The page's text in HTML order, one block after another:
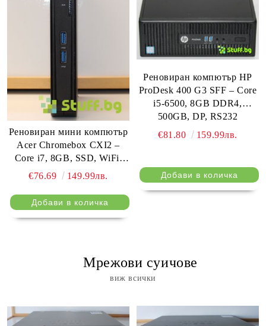
Реновиран мини компютър
Acer Chromebox CXI2 –
Core i7, 8GB, SSD, WiFi,
HDMI, DP
€76.69 149.99лв.
Реновиран компютър HP
ProDesk 400 G3 SFF – Core
i5-6500, 8GB DDR4,
500GB, DP, RS232
€81.80
159.99лв.
⠀ Мрежови суичове
виж всички